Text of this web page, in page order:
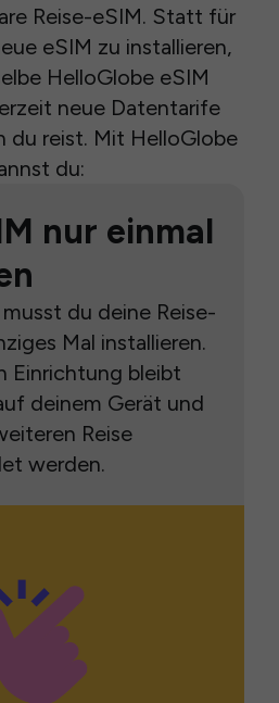
Reise-eSIM. Statt für
eSIM zu installieren,
HelloGlobe eSIM
neue Datentarife
du reist. Mit HelloGlobe
du:
nur einmal
du deine Reise-
Mal installieren.
Einrichtung bleibt
deinem Gerät und
Reise
werden.